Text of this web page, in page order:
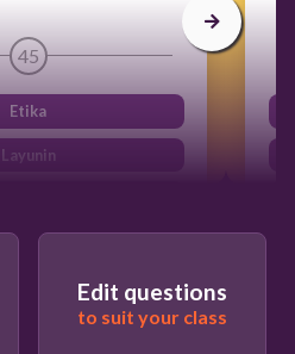
45
Etika
Layunin
Metodo
Edit questions
to suit your class